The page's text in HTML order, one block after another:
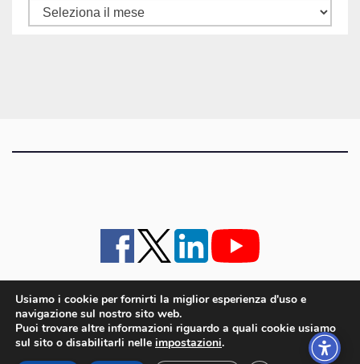
Tutti
iMagazine · contatti e staff · lavora con noi
Cookie policy UE
iMagazine è un marchio di proprietà di Goliardica Editrice redazione in via Aquileia 64a,
Usiamo i cookie per fornirti la miglior esperienza d'uso e
navigazione sul nostro sito web.
Puoi trovare altre informazioni riguardo a quali cookie usiamo
sul sito o disabilitarli nelle impostazioni.